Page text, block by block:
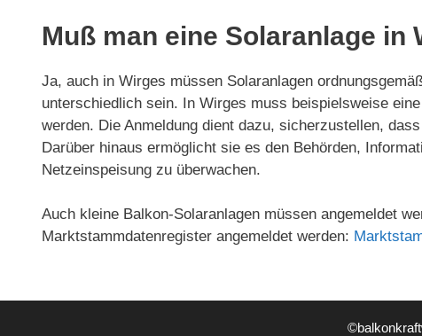
Muß man eine Solaranlage in
Ja, auch in Wirges müssen Solaranlagen
unterschiedlich sein. In Wirges muss beispielsweise
werden. Die Anmeldung dient dazu, sicherzustellen,
Darüber hinaus ermöglicht sie es den Behörden,
Netzeinspeisung zu überwachen.
Auch kleine Balkon-Solaranlagen müssen angemeldet
Marktstammdatenregister angemeldet werden: